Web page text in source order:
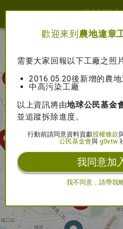
農地工
歡迎來到 農地違章
需要大家回報以下工廠之照
2016.05.20後新增的農地
中高污染工廠
以上資訊將由地球公民基金
並追蹤拆除進度。
行動前請同意資料貢獻授權條款
公民基金會與 g0v.tw
我同意加
我不同意，請帶我